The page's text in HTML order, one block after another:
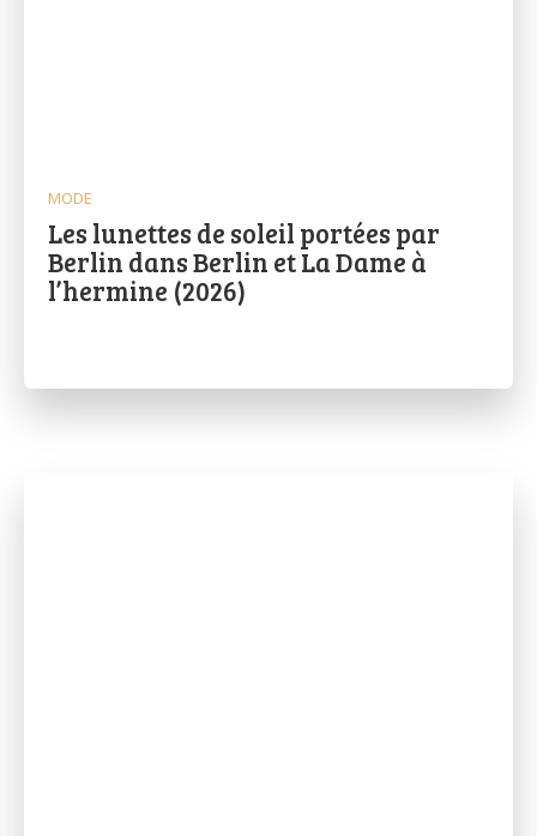
MODE
Les lunettes de soleil portées par
Berlin dans Berlin et La Dame à
l’hermine (2026)